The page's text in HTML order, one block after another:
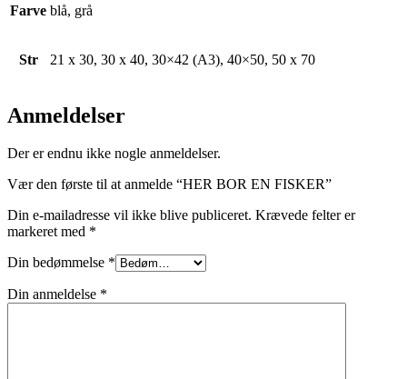
Farve blå, grå
Str 21 x 30, 30 x 40, 30×42 (A3), 40×50, 50 x 70
Anmeldelser
Der er endnu ikke nogle anmeldelser.
Vær den første til at anmelde “HER BOR EN FISKER”
Din e-mailadresse vil ikke blive publiceret. Krævede felter er
markeret med *
Din bedømmelse *
Din anmeldelse *